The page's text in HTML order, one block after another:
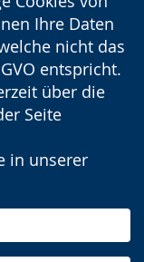
Ihre Daten
nicht das
entspricht.
über die
Seite
in unserer